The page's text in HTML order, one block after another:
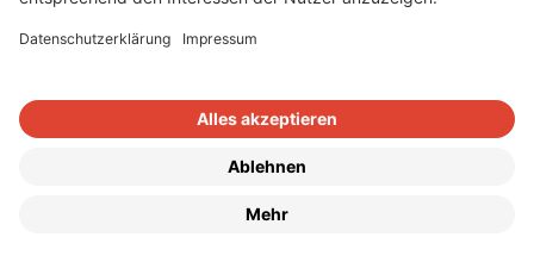
deckt das gesamte Spektrum von der Planung
bis zur schlüsselfertigen Übergabe von
Energielösungen für Eigenheime, Gewerbe und
Industrie sowie Solarparks.